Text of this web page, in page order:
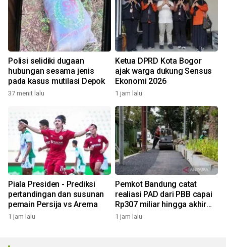
Polisi selidiki dugaan
hubungan sesama jenis
pada kasus mutilasi Depok
37 menit lalu
Ketua DPRD Kota Bogor
ajak warga dukung Sensus
Ekonomi 2026
1 jam lalu
Piala Presiden - Prediksi
pertandingan dan susunan
pemain Persija vs Arema
1 jam lalu
Pemkot Bandung catat
realiasi PAD dari PBB capai
Rp307 miliar hingga akhir
Juli 2026
1 jam lalu